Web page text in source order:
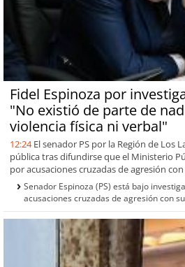
Fidel Espinoza por
"No existió de parte de
violencia física ni verbal"
12:24 El senador PS por la Región de Los
pública tras difundirse que el Ministerio
por acusaciones cruzadas de agresión
Senador Espinoza (PS) está bajo
acusaciones cruzadas de agresión con